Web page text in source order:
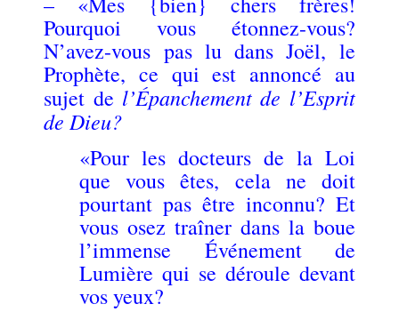
Pourquoi vous étonnez-vous?
N’avez-vous pas lu dans Joël, le
Prophète, ce qui est annoncé au
sujet de l’Épanchement de l’Esprit
de Dieu?
«Pour les docteurs de la Loi
que vous êtes, cela ne doit
pourtant pas être inconnu? Et
vous osez traîner dans la boue
l’immense Événement de
Lumière qui se déroule devant
vos yeux?